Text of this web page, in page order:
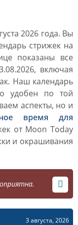
2026 года. Вы
стрижек на
показаны все
включая
Наш календарь
удобен по той
аспекты, но и
время для
от Moon Today
и окрашивания
3 августа, 2026